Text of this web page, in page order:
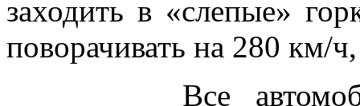
заходить в «слепые»
поворачивать на 280 км/
Все